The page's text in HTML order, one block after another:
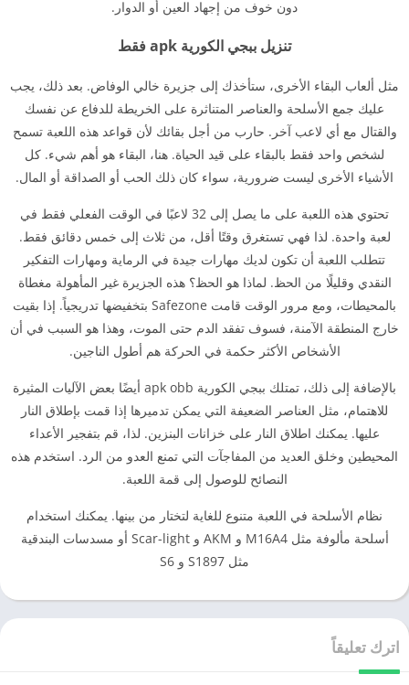
دون خوف من إجهاد العين أو الدوار.
تنزيل ببجي الكورية apk فقط
مثل ألعاب البقاء الأخرى، ستأخذك إلى جزيرة خالي الوفاض. بعد ذلك، يجب
عليك جمع الأسلحة والعناصر المتناثرة على الخريطة للدفاع عن نفسك
والقتال مع أي لاعب آخر. حارب من أجل بقائك لأن قواعد هذه اللعبة تسمح
لشخص واحد فقط بالبقاء على قيد الحياة. هنا، البقاء هو أهم شيء. كل
الأشياء الأخرى ليست ضرورية، سواء كان ذلك الحب أو الصداقة أو المال.
تحتوي هذه اللعبة على ما يصل إلى 32 لاعبًا في الوقت الفعلي فقط في
لعبة واحدة. لذا فهي تستغرق وقتًا أقل، من ثلاث إلى خمس دقائق فقط.
تتطلب اللعبة أن تكون لديك مهارات جيدة في الرماية ومهارات التفكير
النقدي وقليلًا من الحظ. لماذا هو الحظ؟ هذه الجزيرة غير المأهولة مغطاة
بالمحيطات، ومع مرور الوقت قامت Safezone بتخفيضها تدريجياً. إذا بقيت
خارج المنطقة الآمنة، فسوف تفقد الدم حتى الموت، وهذا هو السبب في أن
الأشخاص الأكثر حكمة في الحركة هم أطول الناجين.
بالإضافة إلى ذلك، تمتلك ببجي الكورية apk obb أيضًا بعض الآليات المثيرة
للاهتمام، مثل العناصر الضعيفة التي يمكن تدميرها إذا قمت بإطلاق النار
عليها. يمكنك اطلاق النار على خزانات البنزين. لذا، قم بتفجير الأعداء
المحيطين وخلق العديد من المفاجآت التي تمنع العدو من الرد. استخدم هذه
النصائح للوصول إلى قمة اللعبة.
نظام الأسلحة في اللعبة متنوع للغاية لتختار من بينها. يمكنك استخدام
أسلحة مألوفة مثل M16A4 و AKM و Scar-light أو مسدسات البندقية
مثل S1897 و S6
اترك تعليقاً